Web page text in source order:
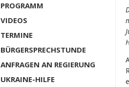
PROGRAMM
VIDEOS
TERMINE
BÜRGERSPRECHSTUNDE
ANFRAGEN AN REGIERUNG
UKRAINE-HILFE